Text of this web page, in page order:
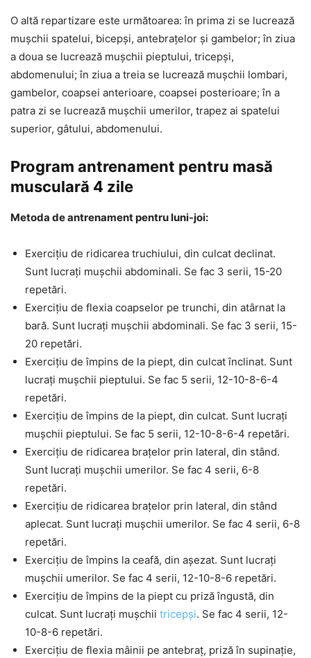
O altă repartizare este următoarea: în prima zi se lucrează
mușchii spatelui, bicepși, antebrațelor și gambelor; în ziua
a doua se lucrează mușchii pieptului, tricepși,
abdomenului; în ziua a treia se lucrează mușchii lombari,
gambelor, coapsei anterioare, coapsei posterioare; în a
patra zi se lucrează mușchii umerilor, trapez ai spatelui
superior, gâtului, abdomenului.
Program antrenament pentru masă
musculară 4 zile
Metoda de antrenament pentru luni-joi:
Exercițiu de ridicarea truchiului, din culcat declinat.
Sunt lucrați mușchii abdominali. Se fac 3 serii, 15-20
repetări.
Exercițiu de flexia coapselor pe trunchi, din atârnat la
bară. Sunt lucrați mușchii abdominali. Se fac 3 serii, 15-
20 repetări.
Exercițiu de împins de la piept, din culcat înclinat. Sunt
lucrați mușchii pieptului. Se fac 5 serii, 12-10-8-6-4
repetări.
Exercițiu de împins de la piept, din culcat. Sunt lucrați
mușchii pieptului. Se fac 5 serii, 12-10-8-6-4 repetări.
Exercițiu de ridicarea brațelor prin lateral, din stând.
Sunt lucrați mușchii umerilor. Se fac 4 serii, 6-8
repetări.
Exercițiu de ridicarea brațelor prin lateral, din stând
aplecat. Sunt lucrați mușchii umerilor. Se fac 4 serii, 6-8
repetări.
Exercițiu de împins la ceafă, din așezat. Sunt lucrați
mușchii umerilor. Se fac 4 serii, 12-10-8-6 repetări.
Exercițiu de împins de la piept cu priză îngustă, din
culcat. Sunt lucrați mușchii tricepși. Se fac 4 serii, 12-
10-8-6 repetări.
Exercițiu de flexia mâinii pe antebraț, priză în supinație,